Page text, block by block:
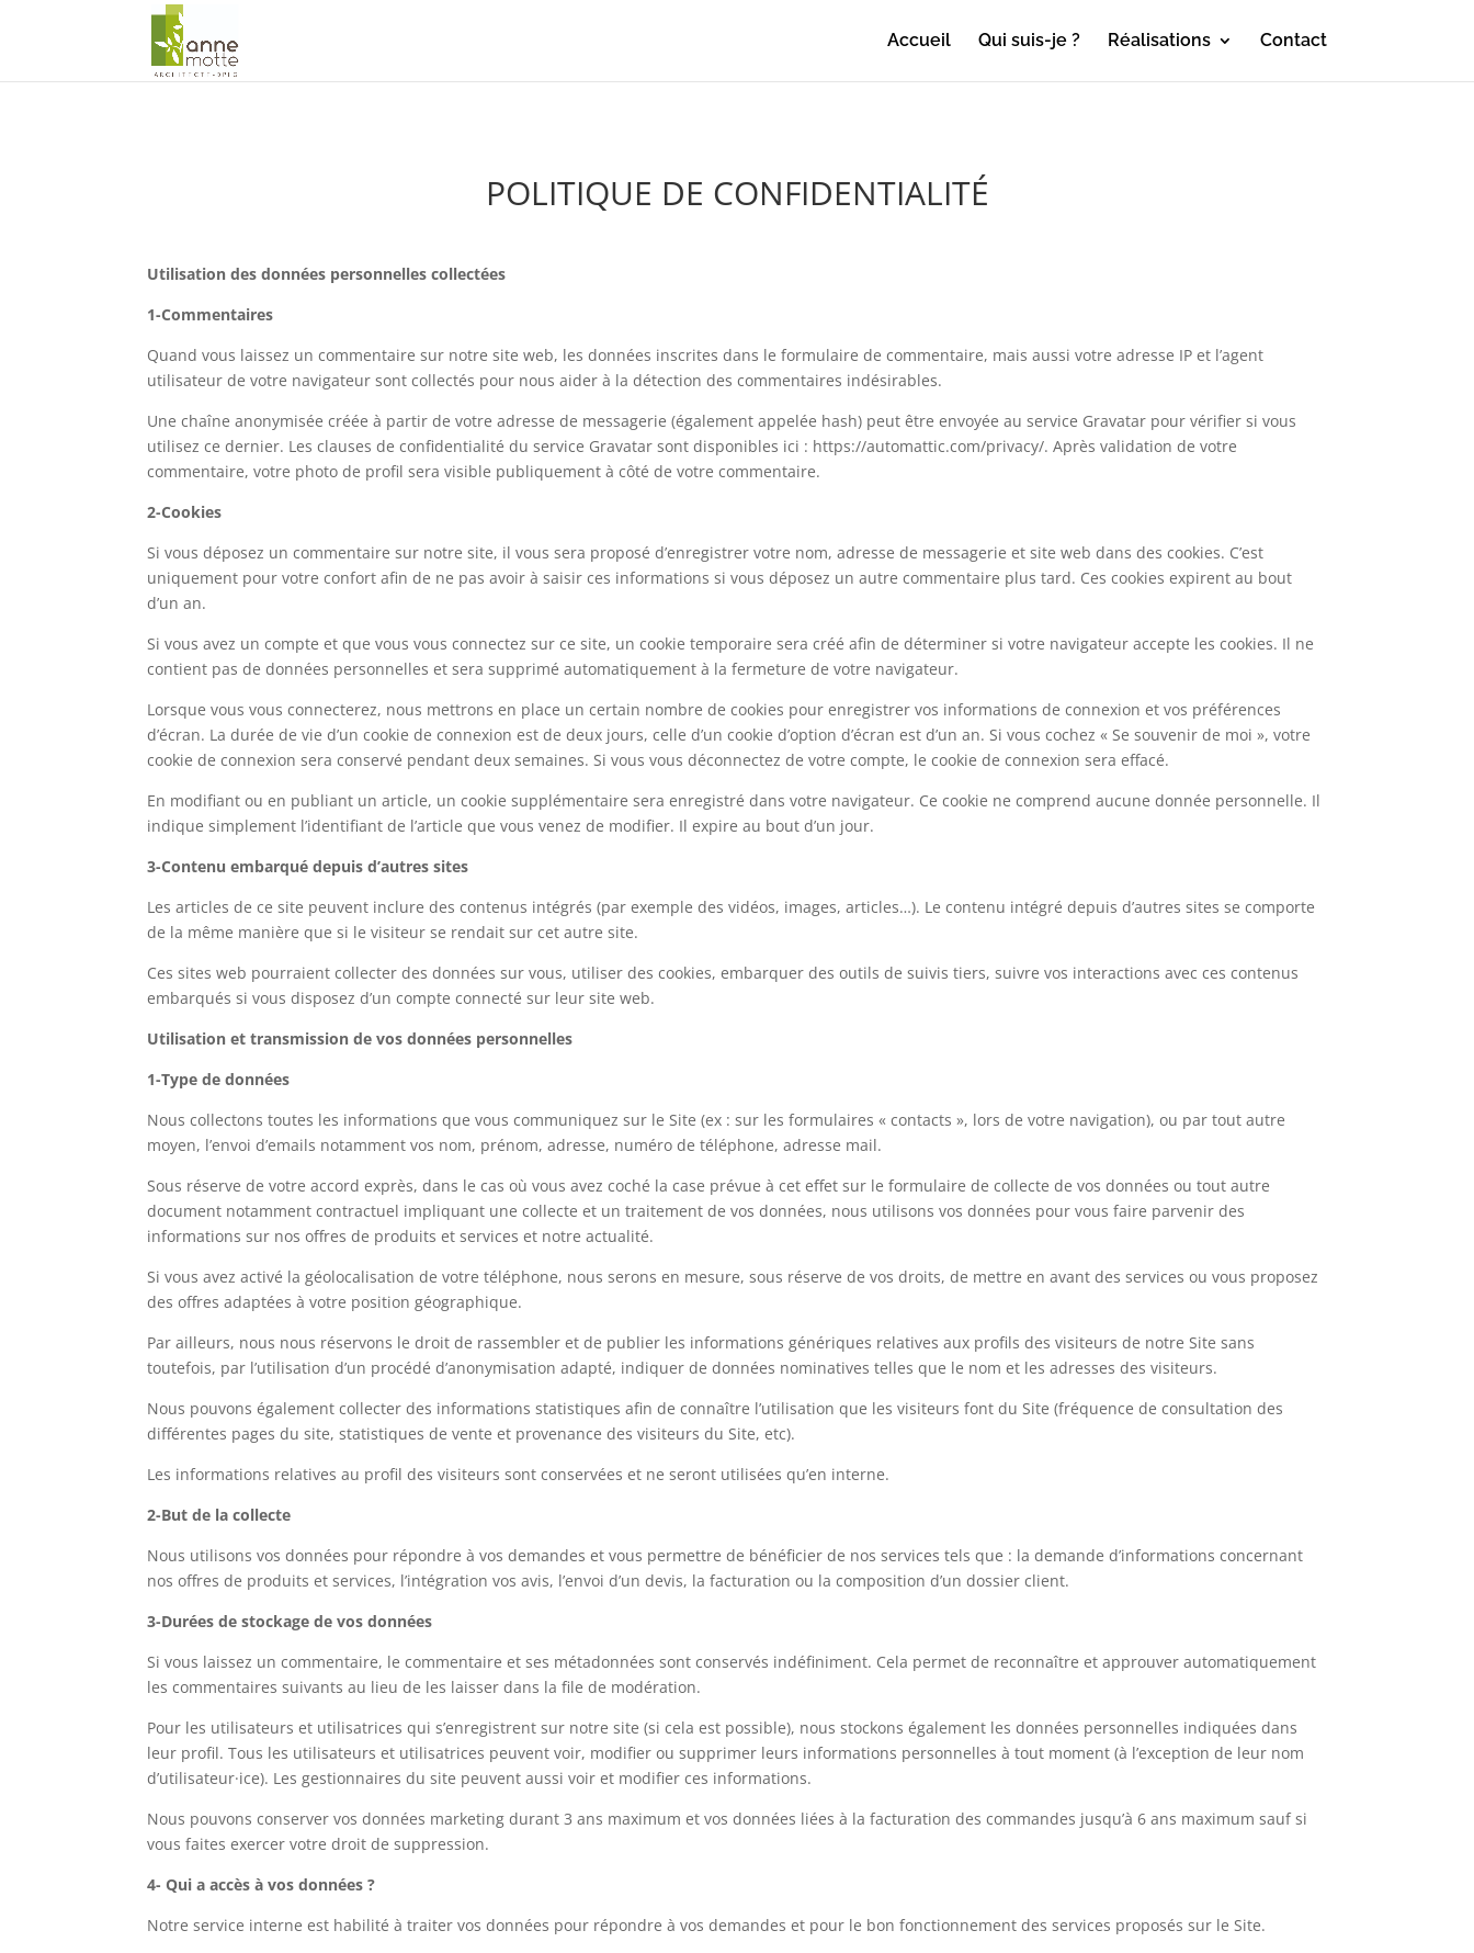
Accueil Qui suis-je ? Réalisations Contact
POLITIQUE DE CONFIDENTIALITÉ
Utilisation des données personnelles collectées
1-Commentaires
Quand vous laissez un commentaire sur notre site web, les données inscrites dans le formulaire de commentaire, mais aussi votre adresse IP et l’agent
utilisateur de votre navigateur sont collectés pour nous aider à la détection des commentaires indésirables.
Une chaîne anonymisée créée à partir de votre adresse de messagerie (également appelée hash) peut être envoyée au service Gravatar pour vérifier si vous
utilisez ce dernier. Les clauses de confidentialité du service Gravatar sont disponibles ici : https://automattic.com/privacy/. Après validation de votre
commentaire, votre photo de profil sera visible publiquement à côté de votre commentaire.
2-Cookies
Si vous déposez un commentaire sur notre site, il vous sera proposé d’enregistrer votre nom, adresse de messagerie et site web dans des cookies. C’est
uniquement pour votre confort afin de ne pas avoir à saisir ces informations si vous déposez un autre commentaire plus tard. Ces cookies expirent au bout
d’un an.
Si vous avez un compte et que vous vous connectez sur ce site, un cookie temporaire sera créé afin de déterminer si votre navigateur accepte les cookies. Il ne
contient pas de données personnelles et sera supprimé automatiquement à la fermeture de votre navigateur.
Lorsque vous vous connecterez, nous mettrons en place un certain nombre de cookies pour enregistrer vos informations de connexion et vos préférences
d’écran. La durée de vie d’un cookie de connexion est de deux jours, celle d’un cookie d’option d’écran est d’un an. Si vous cochez « Se souvenir de moi », votre
cookie de connexion sera conservé pendant deux semaines. Si vous vous déconnectez de votre compte, le cookie de connexion sera effacé.
En modifiant ou en publiant un article, un cookie supplémentaire sera enregistré dans votre navigateur. Ce cookie ne comprend aucune donnée personnelle. Il
indique simplement l’identifiant de l’article que vous venez de modifier. Il expire au bout d’un jour.
3-Contenu embarqué depuis d’autres sites
Les articles de ce site peuvent inclure des contenus intégrés (par exemple des vidéos, images, articles…). Le contenu intégré depuis d’autres sites se comporte
de la même manière que si le visiteur se rendait sur cet autre site.
Ces sites web pourraient collecter des données sur vous, utiliser des cookies, embarquer des outils de suivis tiers, suivre vos interactions avec ces contenus
embarqués si vous disposez d’un compte connecté sur leur site web.
Utilisation et transmission de vos données personnelles
1-Type de données
Nous collectons toutes les informations que vous communiquez sur le Site (ex : sur les formulaires « contacts », lors de votre navigation), ou par tout autre
moyen, l’envoi d’emails notamment vos nom, prénom, adresse, numéro de téléphone, adresse mail.
Sous réserve de votre accord exprès, dans le cas où vous avez coché la case prévue à cet effet sur le formulaire de collecte de vos données ou tout autre
document notamment contractuel impliquant une collecte et un traitement de vos données, nous utilisons vos données pour vous faire parvenir des
informations sur nos offres de produits et services et notre actualité.
Si vous avez activé la géolocalisation de votre téléphone, nous serons en mesure, sous réserve de vos droits, de mettre en avant des services ou vous proposez
des offres adaptées à votre position géographique.
Par ailleurs, nous nous réservons le droit de rassembler et de publier les informations génériques relatives aux profils des visiteurs de notre Site sans
toutefois, par l’utilisation d’un procédé d’anonymisation adapté, indiquer de données nominatives telles que le nom et les adresses des visiteurs.
Nous pouvons également collecter des informations statistiques afin de connaître l’utilisation que les visiteurs font du Site (fréquence de consultation des
différentes pages du site, statistiques de vente et provenance des visiteurs du Site, etc).
Les informations relatives au profil des visiteurs sont conservées et ne seront utilisées qu’en interne.
2-But de la collecte
Nous utilisons vos données pour répondre à vos demandes et vous permettre de bénéficier de nos services tels que : la demande d’informations concernant
nos offres de produits et services, l’intégration vos avis, l’envoi d’un devis, la facturation ou la composition d’un dossier client.
3-Durées de stockage de vos données
Si vous laissez un commentaire, le commentaire et ses métadonnées sont conservés indéfiniment. Cela permet de reconnaître et approuver automatiquement
les commentaires suivants au lieu de les laisser dans la file de modération.
Pour les utilisateurs et utilisatrices qui s’enregistrent sur notre site (si cela est possible), nous stockons également les données personnelles indiquées dans
leur profil. Tous les utilisateurs et utilisatrices peuvent voir, modifier ou supprimer leurs informations personnelles à tout moment (à l’exception de leur nom
d’utilisateur·ice). Les gestionnaires du site peuvent aussi voir et modifier ces informations.
Nous pouvons conserver vos données marketing durant 3 ans maximum et vos données liées à la facturation des commandes jusqu’à 6 ans maximum sauf si
vous faites exercer votre droit de suppression.
4- Qui a accès à vos données ?
Notre service interne est habilité à traiter vos données pour répondre à vos demandes et pour le bon fonctionnement des services proposés sur le Site.